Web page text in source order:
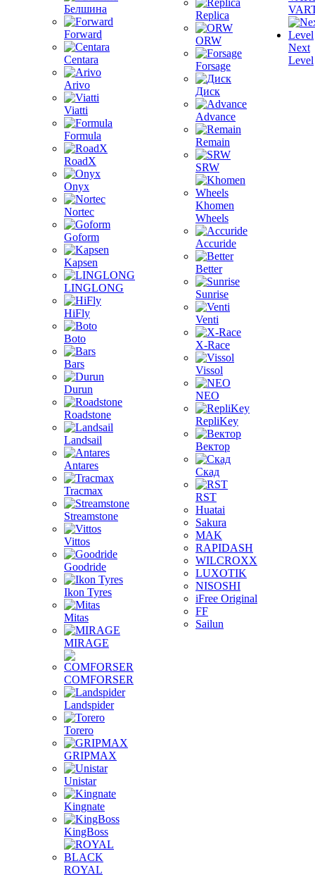
Белшина
Forward
Centara
Arivo
Viatti
Formula
RoadX
Onyx
Nortec
Goform
Kapsen
LINGLONG
HiFly
Boto
Bars
Durun
Roadstone
Landsail
Antares
Tracmax
Streamstone
Vittos
Goodride
Ikon Tyres
Mitas
MIRAGE
COMFORSER
Landspider
Torero
GRIPMAX
Unistar
Kingnate
KingBoss
ROYAL
Replica
ORW
Forsage
Диск
Advance
Remain
SRW
Khomen
Wheels
Accuride
Better
Sunrise
Venti
X-Race
Vissol
NEO
RepliKey
Вектор
Скад
RST
Huatai
Sakura
MAK
RAPIDASH
WILCROXX
LUXOTIK
NISOSHI
iFree Original
FF
Sailun
Next
Level